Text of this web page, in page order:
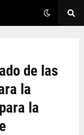
de las
la
la